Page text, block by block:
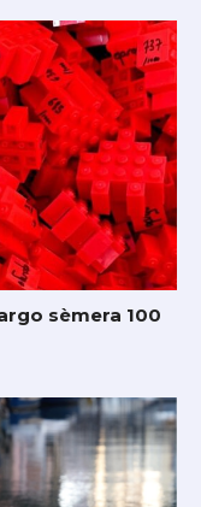
sèmera 100